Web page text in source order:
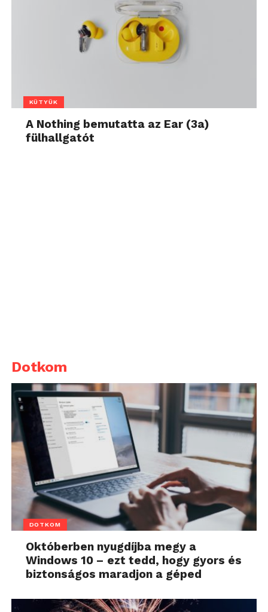
KÜTYÜK
A Nothing bemutatta az Ear (3a)
fülhallgatót
Dotkom
DOTKOM
Októberben nyugdíjba megy a
Windows 10 – ezt tedd, hogy gyors és
biztonságos maradjon a géped